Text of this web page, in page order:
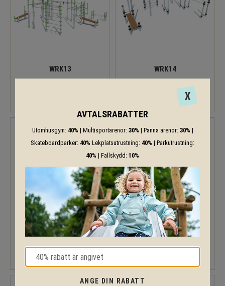
WRK13 WRK14
WRK15 WRK18
X
AVTALSRABATTER
Utomhusgym: 40% | Multisportarenor: 30% | Panna arenor: 30% |
Skateboardparker: 40% Lekplatsutrustning: 40% | Parkutrustning:
40% | Fallskydd: 10%
ANGE DIN RABATT